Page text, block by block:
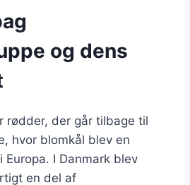
og dens
rødder, der går tilbage til
hvor blomkål blev en
I Danmark blev
en del af